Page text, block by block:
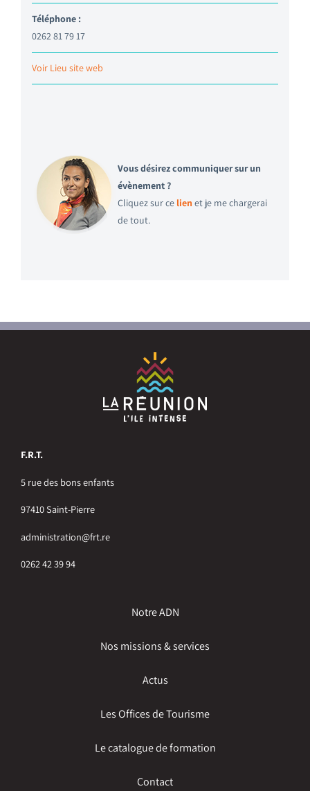
Téléphone :
0262 81 79 17
Voir Lieu site web
Vous désirez communiquer sur un
évènement ?
Cliquez sur ce lien et je me chargerai
de tout.
F.R.T.
5 rue des bons enfants
97410 Saint-Pierre
administration@frt.re
0262 42 39 94
Notre ADN
Nos missions & services
Actus
Les Offices de Tourisme
Le catalogue de formation
Contact